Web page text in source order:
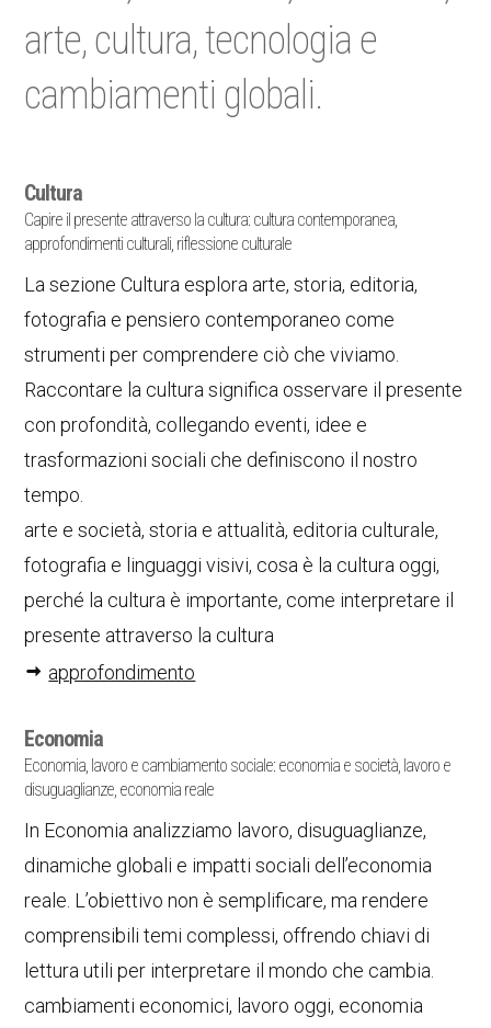
arte, cultura, tecnologia e
cambiamenti globali.
Cultura
Capire il presente attraverso la cultura: cultura contemporanea,
approfondimenti culturali, riflessione culturale
La sezione Cultura esplora arte, storia, editoria,
fotografia e pensiero contemporaneo come
strumenti per comprendere ciò che viviamo.
Raccontare la cultura significa osservare il presente
con profondità, collegando eventi, idee e
trasformazioni sociali che definiscono il nostro
tempo.
arte e società, storia e attualità, editoria culturale,
fotografia e linguaggi visivi, cosa è la cultura oggi,
perché la cultura è importante, come interpretare il
presente attraverso la cultura
approfondimento
Economia
Economia, lavoro e cambiamento sociale: economia e società, lavoro e
disuguaglianze, economia reale
In Economia analizziamo lavoro, disuguaglianze,
dinamiche globali e impatti sociali dell’economia
reale. L’obiettivo non è semplificare, ma rendere
comprensibili temi complessi, offrendo chiavi di
lettura utili per interpretare il mondo che cambia.
cambiamenti economici, lavoro oggi, economia